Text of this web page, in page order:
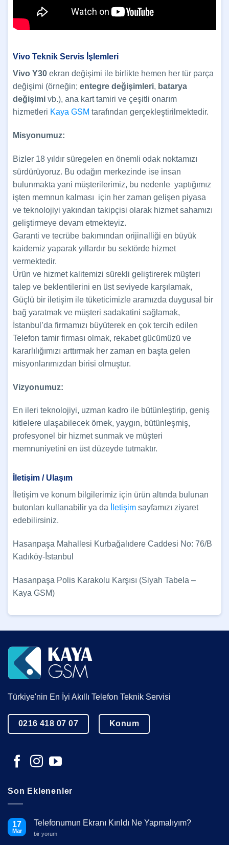
Vivo Teknik Servis İşlemleri
Vivo Y30 ekran değişimi ile birlikte hemen her tür parça
değişimi (örneğin; entegre değişimleri, batarya
değişimi vb.), ana kart tamiri ve çeşitli onarım
hizmetleri Kaya GSM tarafından gerçekleştirilmektedir.
Misyonumuz:
Bizler 18 yıldır süregelen en önemli odak noktamızı
sürdürüyoruz. Bu odağın merkezinde ise insan
bulunmakta yani müşterilerimiz, bu nedenle yaptığımız
işten memnun kalması için her zaman gelişen piyasa
ve teknolojiyi yakından takipçisi olarak hizmet sahamızı
geliştirmeye devam etmekteyiz.
Garanti ve tecrübe bakımından orijinalliği en büyük
kaidemiz yaparak yıllardır bu sektörde hizmet
vermektedir.
Ürün ve hizmet kalitemizi sürekli geliştirerek müşteri
talep ve beklentilerini en üst seviyede karşılamak,
Güçlü bir iletişim ile tüketicimizle aramızda duygusal bir
bağ yaratmak ve müşteri sadakatini sağlamak,
İstanbul’da firmamızı büyüterek en çok tercih edilen
Telefon tamir firması olmak, rekabet gücümüzü ve
kararlılığımızı arttırmak her zaman en başta gelen
misyonlarımızdan birisi olmuştur.
Vizyonumuz:
En ileri teknolojiyi, uzman kadro ile bütünleştirip, geniş
kitlelere ulaşabilecek örnek, yaygın, bütünleşmiş,
profesyonel bir hizmet sunmak ve müşteri
memnuniyetini en üst düzeyde tutmaktır.
İletişim / Ulaşım
İletişim ve konum bilgilerimiz için ürün altında bulunan
butonları kullanabilir ya da
İletişim sayfamızı ziyaret
edebilirsiniz.
Hasanpaşa Mahallesi Kurbağalıdere Caddesi No: 76/B
Kadıköy-İstanbul
Hasanpaşa Polis Karakolu Karşısı (Siyah Tabela –
Kaya GSM)
Türkiye'nin En İyi Akıllı Telefon Teknik Servisi
0216 418 07 07 Konum
Son Eklenenler
17
Mar
Telefonumun Ekranı Kırıldı Ne Yapmalıyım?
Telefonumun
bir yorum